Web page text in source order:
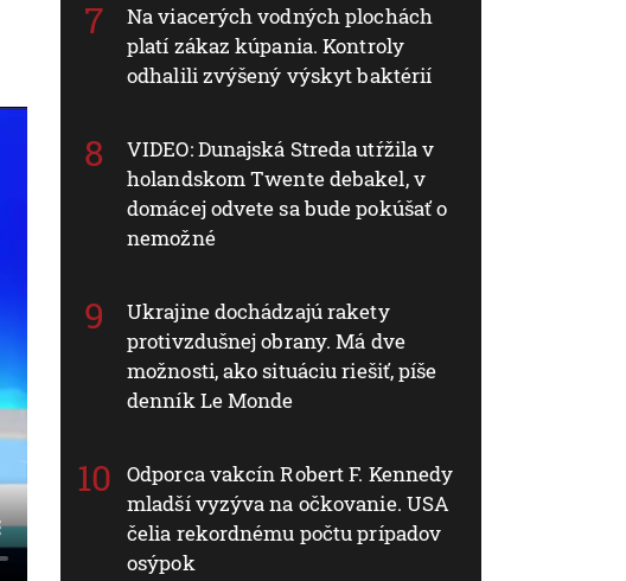
Na viacerých vodných plochách
platí zákaz kúpania. Kontroly
odhalili zvýšený výskyt baktérií
VIDEO: Dunajská Streda utŕžila v
holandskom Twente debakel, v
domácej odvete sa bude pokúšať o
nemožné
Ukrajine dochádzajú rakety
protivzdušnej obrany. Má dve
možnosti, ako situáciu riešiť, píše
denník Le Monde
Odporca vakcín Robert F. Kennedy
mladší vyzýva na očkovanie. USA
čelia rekordnému počtu prípadov
osýpok